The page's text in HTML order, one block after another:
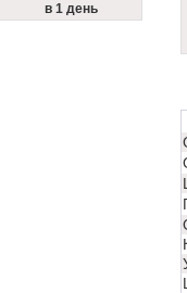
в 1 день